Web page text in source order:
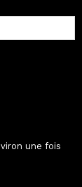
une fois